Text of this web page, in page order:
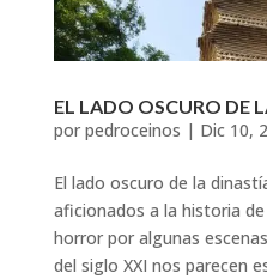
EL LADO OSCURO DE
por pedroceinos | Dic 10,
El lado oscuro de la
aficionados a la historia
horror por algunas
del siglo XXI nos parecen